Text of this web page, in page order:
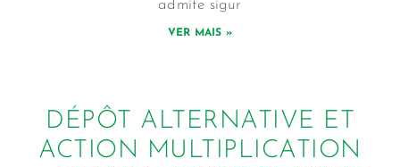
admite sigur
VER MAIS »
DÉPÔT ALTERNATIVE ET
ACTION MULTIPLICATION